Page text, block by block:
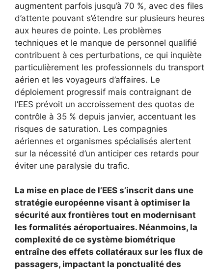
augmentent parfois jusqu’à 70 %, avec des files
d’attente pouvant s’étendre sur plusieurs heures
aux heures de pointe. Les problèmes
techniques et le manque de personnel qualifié
contribuent à ces perturbations, ce qui inquiète
particulièrement les professionnels du transport
aérien et les voyageurs d’affaires. Le
déploiement progressif mais contraignant de
l’EES prévoit un accroissement des quotas de
contrôle à 35 % depuis janvier, accentuant les
risques de saturation. Les compagnies
aériennes et organismes spécialisés alertent
sur la nécessité d’un anticiper ces retards pour
éviter une paralysie du trafic.
La mise en place de l’EES s’inscrit dans une
stratégie européenne visant à optimiser la
sécurité aux frontières tout en modernisant
les formalités aéroportuaires. Néanmoins, la
complexité de ce système biométrique
entraîne des effets collatéraux sur les flux de
passagers, impactant la ponctualité des